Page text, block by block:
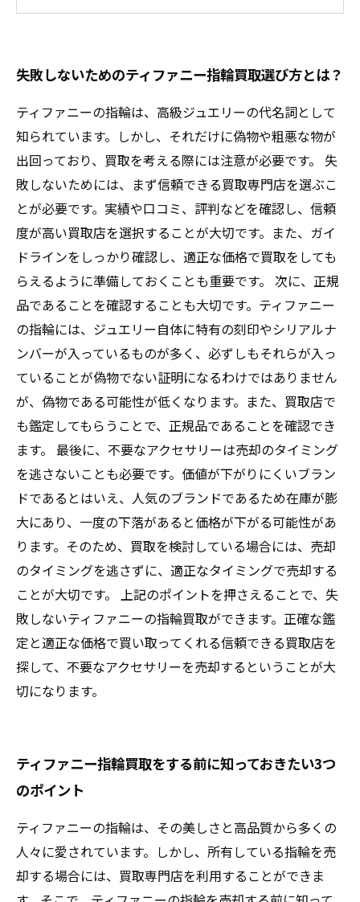
失敗しないためのティファニー指輪買取選び方とは？
ティファニーの指輪は、高級ジュエリーの代名詞として
知られています。しかし、それだけに偽物や粗悪な物が
出回っており、買取を考える際には注意が必要です。 失
敗しないためには、まず信頼できる買取専門店を選ぶこ
とが必要です。実績や口コミ、評判などを確認し、信頼
度が高い買取店を選択することが大切です。また、ガイ
ドラインをしっかり確認し、適正な価格で買取をしても
らえるように準備しておくことも重要です。 次に、正規
品であることを確認することも大切です。ティファニー
の指輪には、ジュエリー自体に特有の刻印やシリアルナ
ンバーが入っているものが多く、必ずしもそれらが入っ
ていることが偽物でない証明になるわけではありません
が、偽物である可能性が低くなります。また、買取店で
も鑑定してもらうことで、正規品であることを確認でき
ます。 最後に、不要なアクセサリーは売却のタイミング
を逃さないことも必要です。価値が下がりにくいブラン
ドであるとはいえ、人気のブランドであるため在庫が膨
大にあり、一度の下落があると価格が下がる可能性があ
ります。そのため、買取を検討している場合には、売却
のタイミングを逃さずに、適正なタイミングで売却する
ことが大切です。 上記のポイントを押さえることで、失
敗しないティファニーの指輪買取ができます。正確な鑑
定と適正な価格で買い取ってくれる信頼できる買取店を
探して、不要なアクセサリーを売却するということが大
切になります。
ティファニー指輪買取をする前に知っておきたい3つ
のポイント
ティファニーの指輪は、その美しさと高品質から多くの
人々に愛されています。しかし、所有している指輪を売
却する場合には、買取専門店を利用することができま